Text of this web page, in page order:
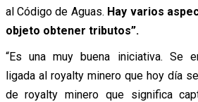
al Código de Aguas. Hay varios
objeto obtener tributos”.
“Es una muy buena iniciativa. Se
ligada al royalty minero que hoy día
de royalty minero que significa